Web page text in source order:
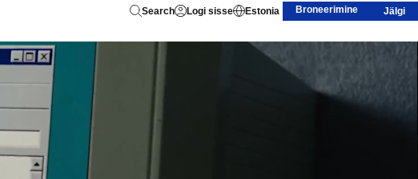
Search Logi sisse Estonia Broneerimine Jälgi